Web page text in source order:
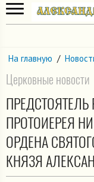
На главную /
Церковные новости
ПРОТОИЕРЕЯ
ОРДЕНА
КНЯЗЯ